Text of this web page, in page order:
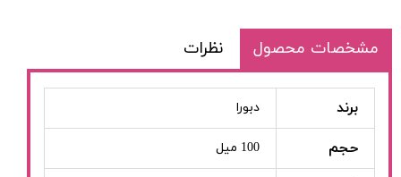
مشخصات محصول نظرات
برند دبورا
حجم 100 میل